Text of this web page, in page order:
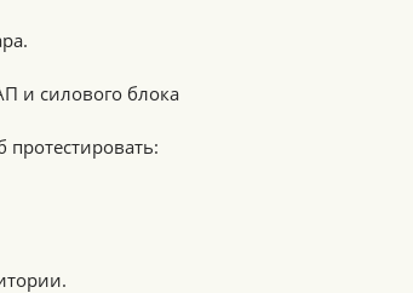
и силового блока